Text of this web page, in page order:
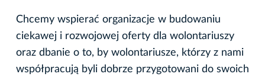
Chcemy wspierać organizacje w budowaniu
ciekawej i rozwojowej oferty dla wolontariuszy
oraz dbanie o to, by wolontariusze, którzy z nami
współpracują byli dobrze przygotowani do swoich